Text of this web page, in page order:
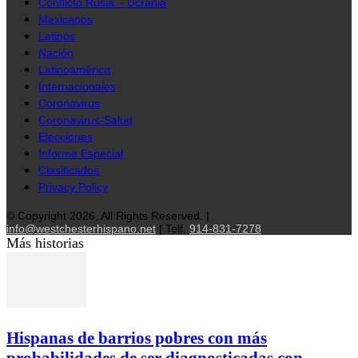
Mexicanos
Latinos
Nación
Latinoamérica
Internacionales
Coronavirus
Coronavirus-Salud
Elecciones
Informe Especial
Clasificados
Privacy Policy
© Copyright 2026, All Rights Reserved. |
info@westchesterhispano.net | Telf. 914-831-7278
Más historias
Hispanas de barrios pobres con más